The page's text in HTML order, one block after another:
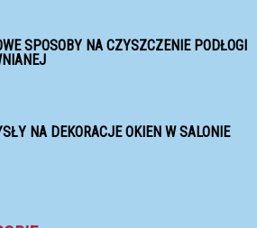
SPOSOBY NA CZYSZCZENIE PODŁOGI
NA DEKORACJE OKIEN W SALONIE